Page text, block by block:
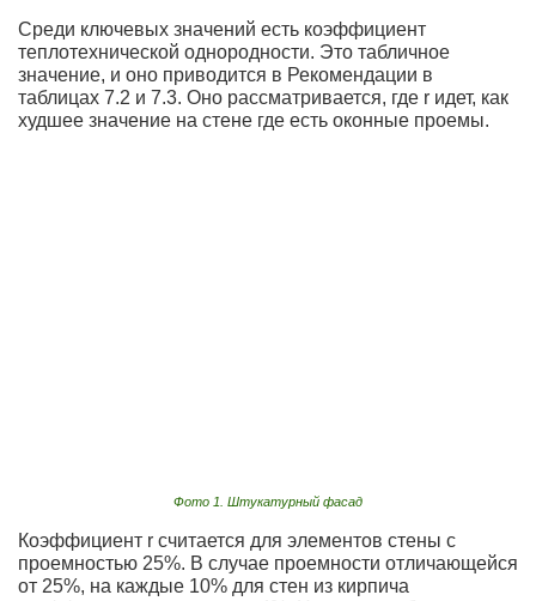
Среди ключевых значений есть коэффициент
теплотехнической однородности. Это табличное
значение, и оно приводится в Рекомендации в
таблицах 7.2 и 7.3. Оно рассматривается, где r идет, как
худшее значение на стене где есть оконные проемы.
Фото 1. Штукатурный фасад
Коэффициент r считается для элементов стены с
проемностью 25%. В случае проемности отличающейся
от 25%, на каждые 10% для стен из кирпича